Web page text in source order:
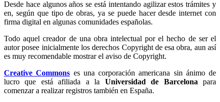
Desde hace algunos años se está intentando agilizar estos trámites y
en, según que tipo de obras, ya se puede hacer desde internet con
firma digital en algunas comunidades españolas.
Todo aquel creador de una obra intelectual por el hecho de ser el
autor posee inicialmente los derechos Copyright de esa obra, aun así
es muy recomendable mostrar el aviso de Copyright.
Creative Commons es una corporación americana sin ánimo de
lucro que está afiliada a la Universidad de Barcelona para
comenzar a realizar registros también en España.